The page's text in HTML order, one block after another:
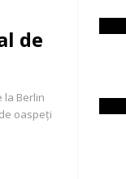
de
la Berlin
oaspeți